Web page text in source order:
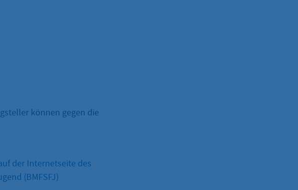
können gegen die
der Internetseite des
(BMFSFJ)